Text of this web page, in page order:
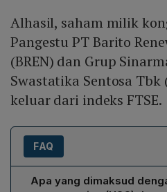
Alhasil, saham milik
Pangestu PT Barito
(BREN) dan Grup
Swastatika Sentosa Tbk
keluar dari indeks FTSE.
FAQ
Apa yang dimaksud